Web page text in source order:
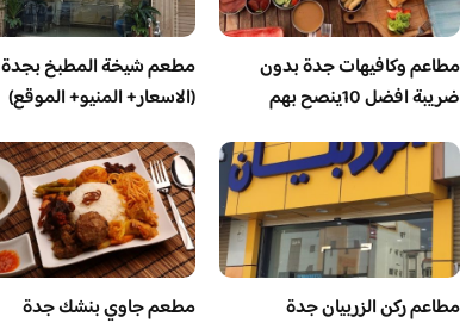
مطاعم وكافيهات جدة بدون
ضريبة افضل 10ينصح بهم
مطعم شيخة المطبخ بجدة
(الاسعار+ المنيو+ الموقع)
مطاعم ركن الزربيان جدة
مطعم جاوي بنشك جدة